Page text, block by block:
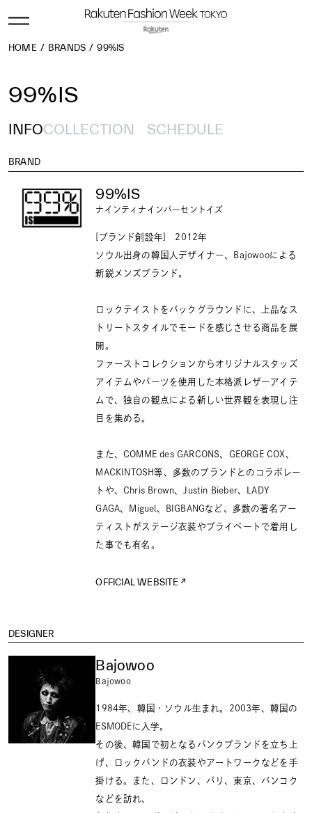
HOME BRANDS 99%IS
99%IS
INFOCOLLECTION SCHEDULE
BRAND
99%IS
ナインティナインパーセントイズ
[ブランド創設年] 2012年
ソウル出身の韓国人デザイナー、Bajowooによる
新鋭メンズブランド。
ロックテイストをバックグラウンドに、上品なス
トリートスタイルでモードを感じさせる商品を展
開。
ファーストコレクションからオリジナルスタッズ
アイテムやパーツを使用した本格派レザーアイテ
ムで、独自の観点による新しい世界観を表現し注
目を集める。
また、COMME des GARCONS、GEORGE COX、
MACKINTOSH等、多数のブランドとのコラボレー
トや、Chris Brown、Justin Bieber、LADY
GAGA、Miguel、BIGBANGなど、多数の著名アー
ティストがステージ衣装やプライベートで着用し
た事でも有名。
OFFICIAL WEBSITE
DESIGNER
Bajowoo
Bajowoo
1984年、韓国・ソウル生まれ。2003年、韓国の
ESMODEに入学。
その後、韓国で初となるパンクブランドを立ち上
げ、ロックバンドの衣装やアートワークなどを手
掛ける。また、ロンドン、パリ、東京、バンコク
などを訪れ、